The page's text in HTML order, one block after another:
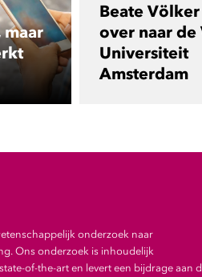
Beate
over naar de
Universiteit
Amsterdam
onderzoek naar
Ons onderzoek is inhoudelijk
of-the-art en levert een bijdrage aan